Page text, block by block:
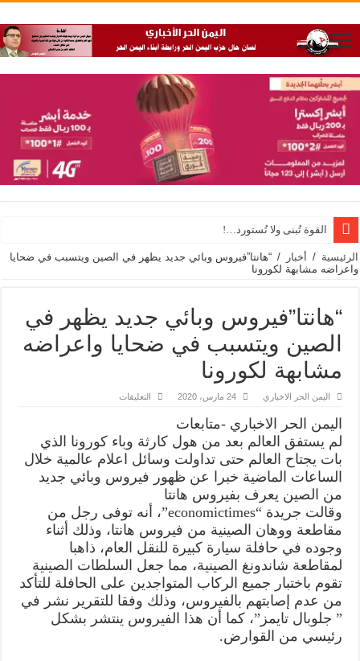
القوة تُبنى ولا تُستورد…!
الرئيسية / أخبار / “هانتا”فيروس وبائي جديد يظهر في الصين ويتسبب في ضحايا
واعراضه مشابهة لكورونا
“هانتا”فيروس وبائي جديد يظهر في
الصين ويتسبب في ضحايا واعراضه
مشابهة لكورونا
اليمن الحر الاخباري 24 مارس، 2020 التعليقات
يظهر
في
الصين
ويتسبب
في
مشابهة
لكورونا
مغلقة
اليمن الحر الاخباري -متابعات
لم يستفق العالم بعد من هول كارثة وباء كورونا الذي
بات يجتاح العالم حتى تداولت وسائل اعلام عالمية خلال
الساعات الماضية خبرا عن ظهور فيروس وبائي جديد
من الصين يعرف بفيروس هانتا
وقالت جريدة “economictimes”، أنه توفى رجل من
مقاطعة ووهان الصينية من فيروس هانتا، وذلك أثناء
وجوده في حافلة سيارة كبيرة للنقل العام، ذاهبا
لمقاطعة شاندونغ الصينية، مما جعل السلطات الصينية
تقوم باختبار جميع الركاب المتواجدين على الحافلة للتأكد
من عدم إصابتهم بالفيروس، وذلك وفقا للتقرير نشر في
” جلوبال تايمز”، كما أن هذا الفيروس ينتشر بشكل
رئيسي من القوارض.